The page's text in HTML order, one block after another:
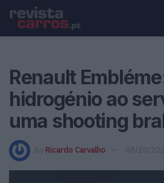
Renault
hidrogénio ao
uma shooting
by Ricardo Carvalho 08/10/